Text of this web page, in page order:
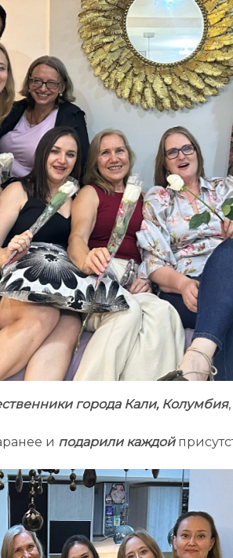
города Кали, Колумбия
и подарили каждой